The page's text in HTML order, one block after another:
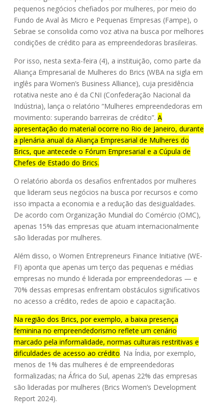
pequenos negócios chefiados por mulheres, por meio do
Fundo de Aval às Micro e Pequenas Empresas (Fampe), o
Sebrae se consolida como voz ativa na busca por melhores
condições de crédito para as empreendedoras brasileiras.
Por isso, nesta sexta-feira (4), a instituição, como parte da
Aliança Empresarial de Mulheres do Brics (WBA na sigla em
inglês para Women’s Business Alliance), cuja presidência
rotativa neste ano é da CNI (Confederação Nacional da
Indústria), lança o relatório “Mulheres empreendedoras em
movimento: superando barreiras de crédito”. A
apresentação do material ocorre no Rio de Janeiro, durante
a plenária anual da Aliança Empresarial de Mulheres do
Brics, que antecede o Fórum Empresarial e a Cúpula de
Chefes de Estado do Brics.
O relatório aborda os desafios enfrentados por mulheres
que lideram seus negócios na busca por recursos e como
isso impacta a economia e a redução das desigualdades.
De acordo com Organização Mundial do Comércio (OMC),
apenas 15% das empresas que atuam internacionalmente
são lideradas por mulheres.
Além disso, o Women Entrepreneurs Finance Initiative (WE-
FI) aponta que apenas um terço das pequenas e médias
empresas no mundo é liderada por empreendedoras — e
70% dessas empresas enfrentam obstáculos significativos
no acesso a crédito, redes de apoio e capacitação.
Na região dos Brics, por exemplo, a baixa presença
feminina no empreendedorismo reflete um cenário
marcado pela informalidade, normas culturais restritivas e
dificuldades de acesso ao crédito. Na Índia, por exemplo,
menos de 1% das mulheres é de empreendedoras
formalizadas; na África do Sul, apenas 22% das empresas
são lideradas por mulheres (Brics Women’s Development
Report 2024).